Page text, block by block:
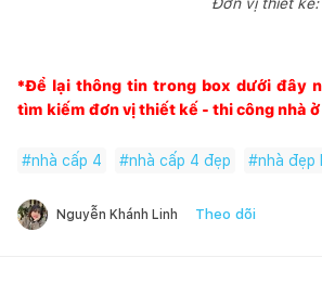
*Để lại thông tin trong box dưới đây
tìm kiếm đơn vị thiết kế - thi công nhà ở
#nhà cấp 4 #nhà cấp 4 đẹp #nhà đẹp
Nguyễn Khánh Linh Theo dõi